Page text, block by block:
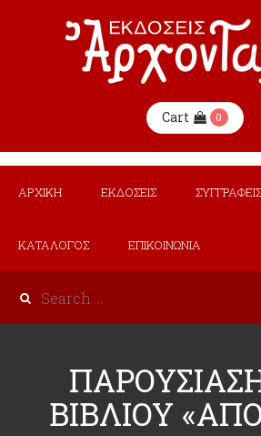
Cart 0
ΑΡΧΙΚΗ ΕΚΔΟΣΕΙΣ ΣΥΓΓΡΑΦΕΙΣ
ΚΑΤΑΛΟΓΟΣ ΕΠΙΚΟΙΝΩΝΙΑ
ΒΙΒΛΙΟΥ